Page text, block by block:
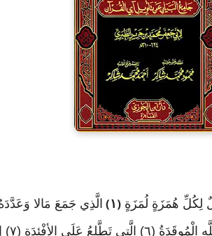
لِكُلِّ هُمَزَةٍ لُمَزَةٍ ( ١)